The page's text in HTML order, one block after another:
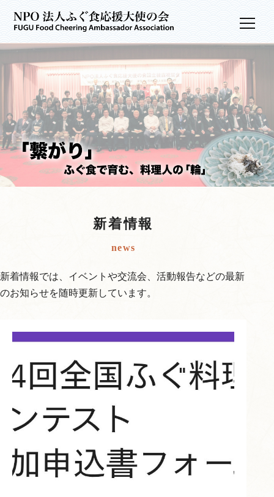
ニ
ュ
コラム
コンテスト事業
お問い合わせ
NPO
法
人
ふ
ぐ
援
の
会
新着情報
news
新着情報では、イベントや交流会、活動報告などの最新
のお知らせを随時更新しています。